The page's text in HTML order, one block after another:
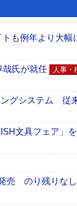
も例年より大幅
氏が就任 人事・
グシステム 従
文具フェア」
売 のり残りな